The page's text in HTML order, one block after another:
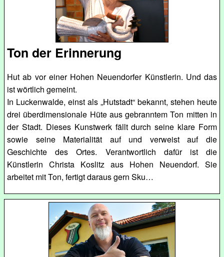
Ton der Erinnerung
Hut ab vor einer Hohen Neuendorfer Künstlerin. Und das
ist wörtlich gemeint.
In Luckenwalde, einst als „Hutstadt“ bekannt, stehen heute
drei überdimensionale Hüte aus gebranntem Ton mitten in
der Stadt. Dieses Kunstwerk fällt durch seine klare Form
sowie seine Materialität auf und verweist auf die
Geschichte des Ortes. Verantwortlich dafür ist die
Künstlerin Christa Koslitz aus Hohen Neuendorf. Sie
arbeitet mit Ton, fertigt daraus gern Sku…